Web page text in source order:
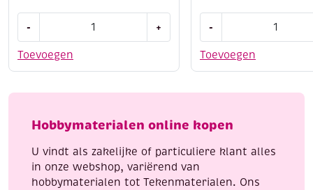
Toevoegen
-
spelden
x
mm,
gram
aantal
+
Toevoegen
-
satijnkoord,
meter,
naturel
Hobbymaterialen online kopen
U vindt als zakelijke of particuliere klant alles
in onze webshop, variërend van
hobbymaterialen tot Tekenmaterialen. Ons